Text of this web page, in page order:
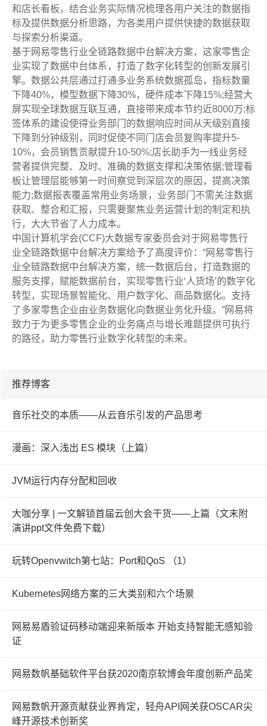
和店长看板，结合业务实际情况梳理各用户关注的数据指
标及提供数据分析思路，为各类用户提供快捷的数据获取
与探索分析渠道。
基于网易零售行业全链路数据中台解决方案，这家零售企
业实现了数据中台体系，打造了数字化转型的创新发展引
擎。数据公共层通过打通多业务系统数据孤岛，指标数量
下降40%，模型数据下降30%，硬件成本下降15%;经营大
屏实现全球数据互联互通，直接带来成本节约近8000万;标
签体系的建设使得业务部门的数据响应时间从天级别直接
下降到分钟级别，同时促使不同门店会员复购率提升5-
10%，会员销售贡献提升10-50%;店长助手为一线业务经
营者提供完整、及时、准确的数据支撑和决策依据;管理看
板让管理层能够第一时间察觉到深层次的原因，提高决策
能力;数据报表覆盖常用业务场景，业务部门不需关注数据
获取、整合和汇报，只需要聚焦业务运营计划的制定和执
行，大大节省了人力成本。
中国计算机学会(CCF)大数据专家委员会对于网易零售行
业全链路数据中台解决方案给予了高度评价：“网易零售行
业全链路数据中台解决方案，统一数据后台，打造数据的
服务支撑，赋能数据前台，实现零售行业‘人货场’的数字化
转型，实现场景智能化、用户数字化、商品数据化。支持
了多家零售企业由业务数据化向数据业务化升级。”网易将
致力于为更多零售企业的业务痛点与增长难题提供可执行
的路径，助力零售行业数字化转型的未来。
推荐博客
音乐社交的本质——从云音乐引发的产品思考
漫画：深入浅出 ES 模块（上篇）
JVM运行内存分配和回收
大咖分享 | 一文解锁首届云创大会干货——上篇（文末附
演讲ppt文件免费下载）
玩转Openvwitch第七站：Port和QoS （1）
Kubernetes网络方案的三大类别和六个场景
网易易盾验证码移动端迎来新版本 开始支持智能无感知验
证
网易数帆基础软件平台获2020南京软博会年度创新产品奖
网易数帆开源贡献获业界肯定，轻舟API网关获OSCAR尖
峰开源技术创新奖